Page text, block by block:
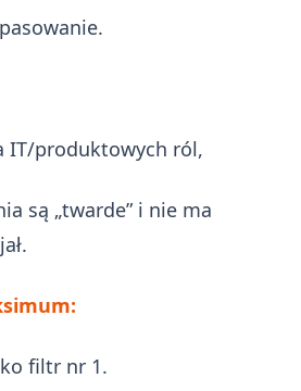
IT/produktowych ról,
są „twarde” i nie ma
filtr nr 1.